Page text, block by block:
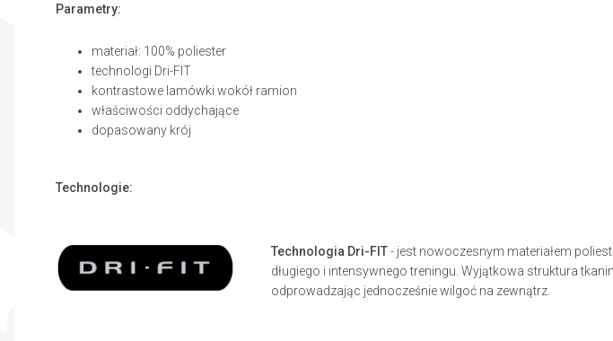
Parametry:
materiał: 100% poliester
technologi Dri-FIT
kontrastowe lamówki wokół ramion
właściwości oddychające
dopasowany krój
Technologie:
Technologia Dri-FIT- jest nowoczesnym materiałem
długiego i intensywnego treningu. Wyjątkowa struktura
odprowadzając jednocześnie wilgoć na zewnątrz.